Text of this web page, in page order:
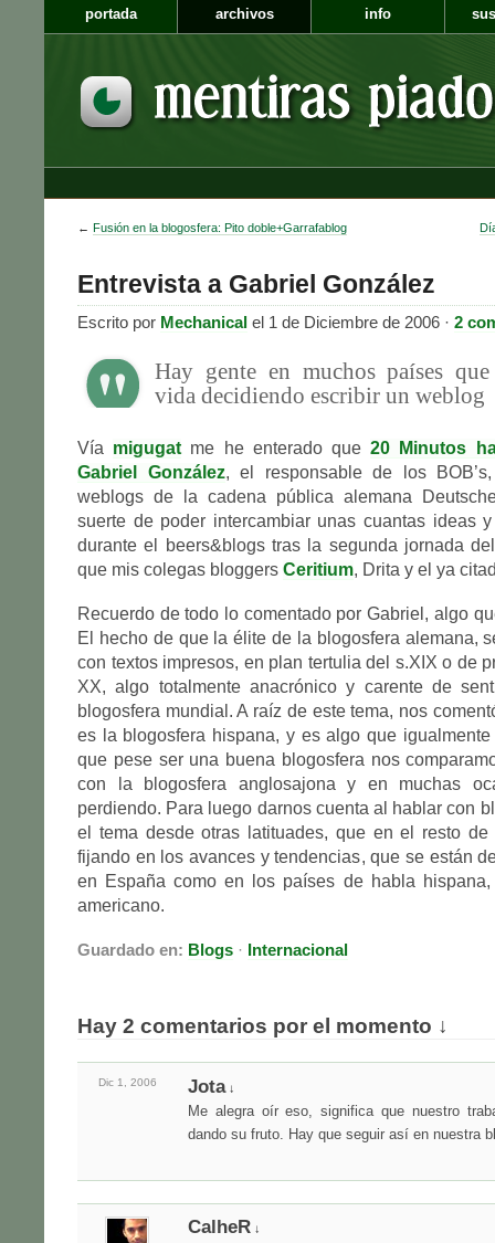
portada archivos info
← Fusión en la blogosfera: Pito doble+Garrafablog
Entrevista a Gabriel González
Escrito por Mechanical el 1 de Diciembre de 2006 · 2
Hay gente en muchos países
vida decidiendo escribir un weblog
Vía migugatme he enterado que20 Minutos
Gabriel González, el responsable de los
weblogs de la cadena pública alemana
suerte de poder intercambiar unas cuantas ideas
durante el beers&blogs tras la segunda jornada
que mis colegas bloggers Ceritium, Drita y el ya
Recuerdo de todo lo comentado por Gabriel, algo
El hecho de que la élite de la blogosfera alemana,
con textos impresos, en plan tertulia del s.XIX o de
XX, algo totalmente anacrónico y carente de
blogosfera mundial. A raíz de este tema, nos
es la blogosfera hispana, y es algo que igualmente
que pese ser una buena blogosfera nos
con la blogosfera anglosajona y en muchas
perdiendo. Para luego darnos cuenta al hablar con
el tema desde otras latituades, que en el resto de
fijando en los avances y tendencias, que se están
en España como en los países de habla
americano.
Guardado en: Blogs · Internacional
Hay 2 comentarios por el momento ↓
Dic 1, 2006 Jota↓
Me alegra oír eso, significa que nuestro
dando su fruto. Hay que seguir así en nuestra
CalheR ↓